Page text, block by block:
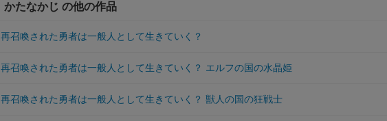
かたなかじ の他の作品
再召喚された勇者は一般人として生きていく？
再召喚された勇者は一般人として生きていく？ エルフの国の水晶姫
再召喚された勇者は一般人として生きていく？ 獣人の国の狂戦士